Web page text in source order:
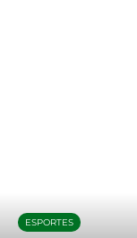
ESPORTES